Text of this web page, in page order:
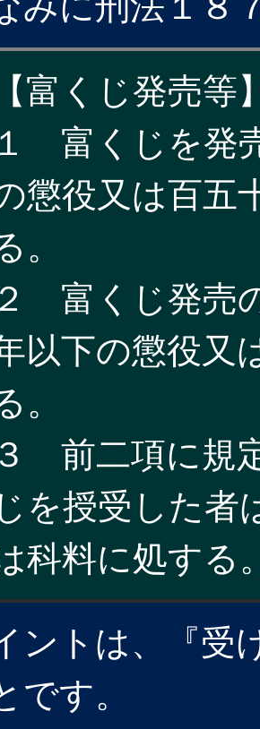
【富くじ発売等
１ 富くじを発
懲役又は百五
。
２ 富くじ発売
以下の懲役又
。
３ 前二項に規
を授受した者
科料に処する
ントは、『受
です。